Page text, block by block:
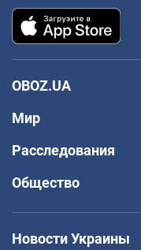
OBOZ.UA
Мир
Расследования
Общество
Новости Украины